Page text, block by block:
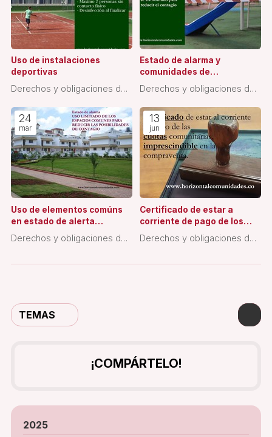
TEMAS
Uso de instalaciones
deportivas
Derechos y obligaciones de
Estado de alarma y
comunidades de
propietarios
Derechos y obligaciones de
24
mar
Uso de elementos comúns
en estado de alerta
sanitaria
Derechos y obligaciones de
13
jun
Certificado de estar a
corriente de pago de los
gastos de la Comunidad
Derechos y obligaciones de
¡COMPÁRTELO!
2025